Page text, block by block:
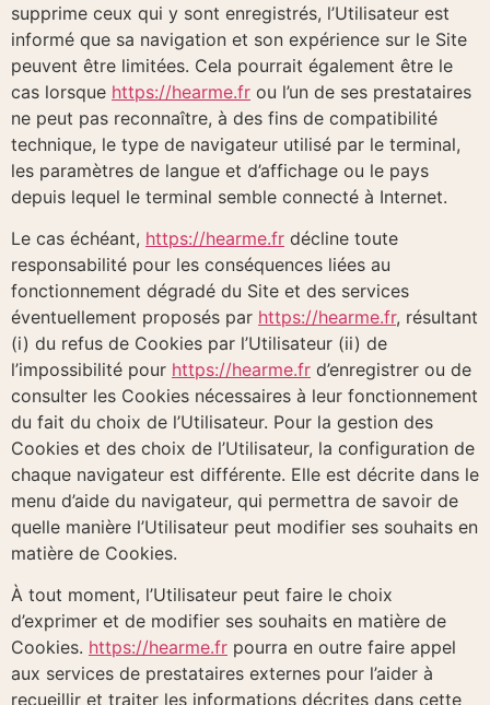
supprime ceux qui y sont enregistrés, l’Utilisateur est
informé que sa navigation et son expérience sur le Site
peuvent être limitées. Cela pourrait également être le
cas lorsque https://hearme.fr ou l’un de ses prestataires
ne peut pas reconnaître, à des fins de compatibilité
technique, le type de navigateur utilisé par le terminal,
les paramètres de langue et d’affichage ou le pays
depuis lequel le terminal semble connecté à Internet.
Le cas échéant, https://hearme.fr décline toute
responsabilité pour les conséquences liées au
fonctionnement dégradé du Site et des services
éventuellement proposés par https://hearme.fr, résultant
(i) du refus de Cookies par l’Utilisateur (ii) de
l’impossibilité pour https://hearme.fr d’enregistrer ou de
consulter les Cookies nécessaires à leur fonctionnement
du fait du choix de l’Utilisateur. Pour la gestion des
Cookies et des choix de l’Utilisateur, la configuration de
chaque navigateur est différente. Elle est décrite dans le
menu d’aide du navigateur, qui permettra de savoir de
quelle manière l’Utilisateur peut modifier ses souhaits en
matière de Cookies.
À tout moment, l’Utilisateur peut faire le choix
d’exprimer et de modifier ses souhaits en matière de
Cookies. https://hearme.fr pourra en outre faire appel
aux services de prestataires externes pour l’aider à
recueillir et traiter les informations décrites dans cette